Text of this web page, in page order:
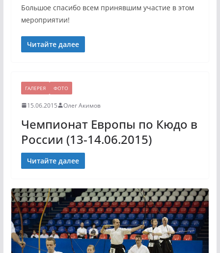
Большое спасибо всем принявшим участие в этом
мероприятии!
Читайте далее
ГАЛЕРЕЯ ФОТО
15.06.2015 Олег Акимов
Чемпионат Европы по Кюдо в
России (13-14.06.2015)
Читайте далее